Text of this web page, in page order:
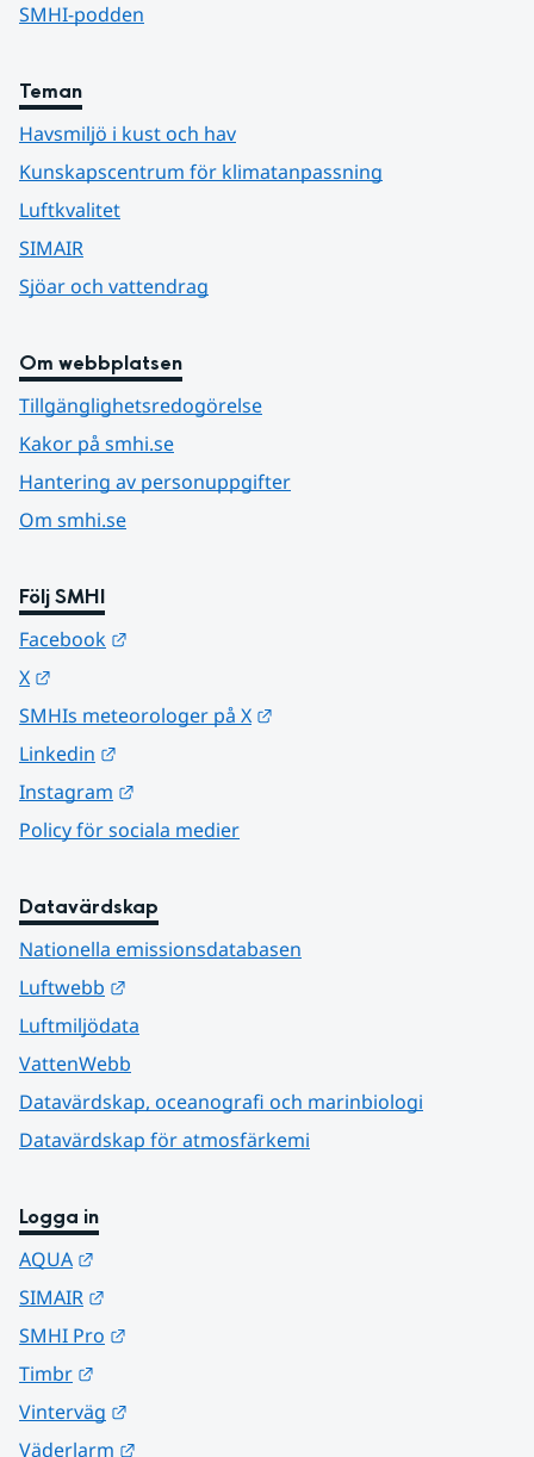
SMHI-podden
Teman
Havsmiljö i kust och hav
Kunskapscentrum för klimatanpassning
Luftkvalitet
SIMAIR
Sjöar och vattendrag
Om webbplatsen
Tillgänglighetsredogörelse
Kakor på smhi.se
Hantering av personuppgifter
Om smhi.se
Följ SMHI
Facebook
X
SMHIs meteorologer på X
Linkedin
Instagram
Policy för sociala medier
Datavärdskap
Nationella emissionsdatabasen
Luftwebb
Luftmiljödata
VattenWebb
Datavärdskap, oceanografi och marinbiologi
Datavärdskap för atmosfärkemi
Logga in
AQUA
SIMAIR
SMHI Pro
Timbr
Vinterväg
Väderlarm